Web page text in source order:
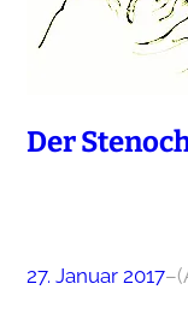
Der
27. Januar 2017–